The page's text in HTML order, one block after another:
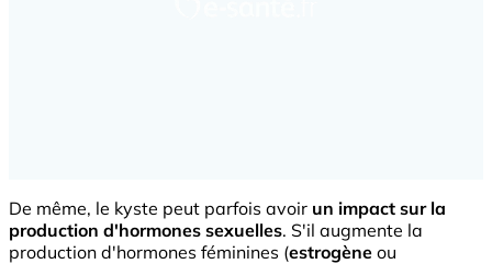
De même, le kyste peut parfois avoir un impact sur la
production d'hormones sexuelles. S'il augmente la
production d'hormones féminines (estrogène ou